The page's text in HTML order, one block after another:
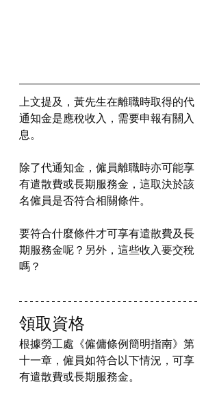
上文提及，黃先生在離職時取得的代
通知金是應稅收入，需要申報有關入
息。
除了代通知金，僱員離職時亦可能享
有遣散費或長期服務金，這取決於該
名僱員是否符合相關條件。
要符合什麼條件才可享有遣散費及長
期服務金呢？另外，這些收入要交稅
嗎？
領取資格
根據勞工處《僱傭條例簡明指南》第
十一章，僱員如符合以下情況，可享
有遣散費或長期服務金。